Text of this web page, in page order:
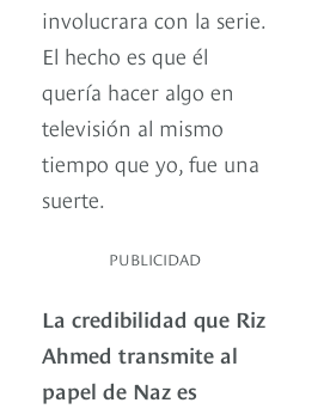
involucrara con la serie.
El hecho es que él
quería hacer algo en
televisión al mismo
tiempo que yo, fue una
suerte.
PUBLICIDAD
La credibilidad que Riz
Ahmed transmite al
papel de Naz es